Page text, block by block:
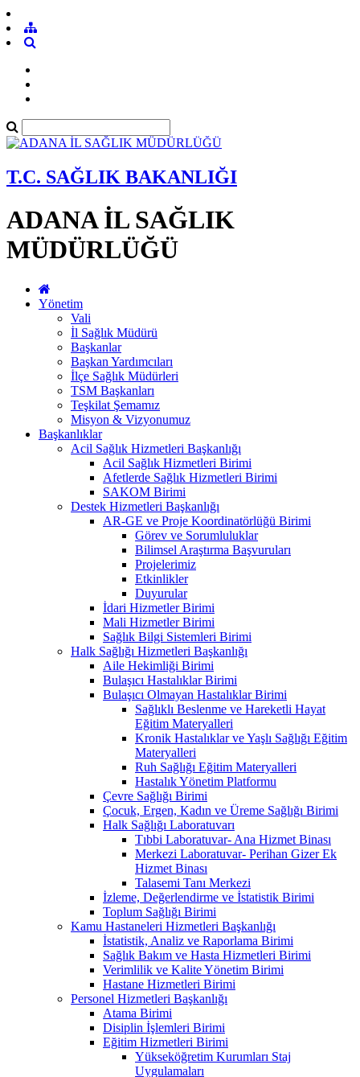
T.C. SAĞLIK BAKANLIĞI
ADANA İL SAĞLIK
MÜDÜRLÜĞÜ
Yönetim
Vali
İl Sağlık Müdürü
Başkanlar
Başkan Yardımcıları
İlçe Sağlık Müdürleri
TSM Başkanları
Teşkilat Şemamız
Misyon & Vizyonumuz
Başkanlıklar
Acil Sağlık Hizmetleri Başkanlığı
Acil Sağlık Hizmetleri Birimi
Afetlerde Sağlık Hizmetleri Birimi
SAKOM Birimi
Destek Hizmetleri Başkanlığı
AR-GE ve Proje Koordinatörlüğü Birimi
Görev ve Sorumluluklar
Bilimsel Araştırma Başvuruları
Projelerimiz
Etkinlikler
Duyurular
İdari Hizmetler Birimi
Mali Hizmetler Birimi
Sağlık Bilgi Sistemleri Birimi
Halk Sağlığı Hizmetleri Başkanlığı
Aile Hekimliği Birimi
Bulaşıcı Hastalıklar Birimi
Bulaşıcı Olmayan Hastalıklar Birimi
Sağlıklı Beslenme ve Hareketli Hayat
Eğitim Materyalleri
Kronik Hastalıklar ve Yaşlı Sağlığı Eğitim
Materyalleri
Ruh Sağlığı Eğitim Materyalleri
Hastalık Yönetim Platformu
Çevre Sağlığı Birimi
Çocuk, Ergen, Kadın ve Üreme Sağlığı Birimi
Halk Sağlığı Laboratuvarı
Tıbbi Laboratuvar- Ana Hizmet Binası
Merkezi Laboratuvar- Perihan Gizer Ek
Hizmet Binası
Talasemi Tanı Merkezi
İzleme, Değerlendirme ve İstatistik Birimi
Toplum Sağlığı Birimi
Kamu Hastaneleri Hizmetleri Başkanlığı
İstatistik, Analiz ve Raporlama Birimi
Sağlık Bakım ve Hasta Hizmetleri Birimi
Verimlilik ve Kalite Yönetim Birimi
Hastane Hizmetleri Birimi
Personel Hizmetleri Başkanlığı
Atama Birimi
Disiplin İşlemleri Birimi
Eğitim Hizmetleri Birimi
Yükseköğretim Kurumları Staj
Uygulamaları